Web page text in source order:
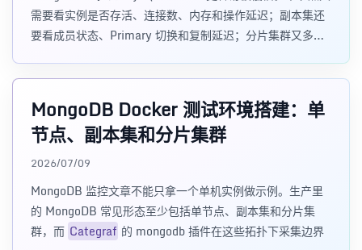
需要看实例是否存活、连接数、内存和操作延迟；副本集还
要看成员状态、Primary 切换和复制延迟；分片集群又多了
MongoDB Docker 测试环境搭建：单
节点、副本集和分片集群
2026/07/09
MongoDB 监控文章不能只拿一个单机实例做示例。生产里
的 MongoDB 常见形态至少包括单节点、副本集和分片集
群，而 Categraf 的 mongodb 插件在这些拓扑下采集边界